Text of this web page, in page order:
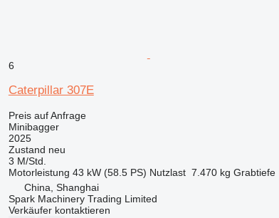
6
Caterpillar 307E
Preis auf Anfrage
Minibagger
2025
Zustand neu
3 M/Std.
Motorleistung 43 kW (58.5 PS) Nutzlast 7.470 kg Grabtiefe
China, Shanghai
Spark Machinery Trading Limited
Verkäufer kontaktieren